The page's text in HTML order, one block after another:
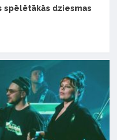
spēlētākās dziesmas